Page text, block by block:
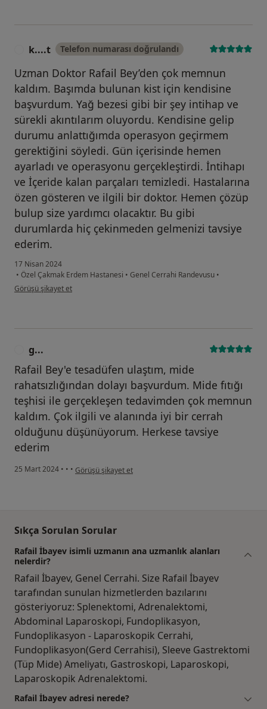
k....t Telefon numarası doğrulandı
Uzman Doktor Rafail Bey’den çok memnun
kaldım. Başımda bulunan kist için kendisine
başvurdum. Yağ bezesi gibi bir şey intihap ve
sürekli akıntılarım oluyordu. Kendisine gelip
durumu anlattığımda operasyon geçirmem
gerektiğini söyledi. Gün içerisinde hemen
ayarladı ve operasyonu gerçekleştirdi. İntihapı
ve İçeride kalan parçaları temizledi. Hastalarına
özen gösteren ve ilgili bir doktor. Hemen çözüp
bulup size yardımcı olacaktır. Bu gibi
durumlarda hiç çekinmeden gelmenizi tavsiye
ederim.
17 Nisan 2024
• Özel Çakmak Erdem Hastanesi • Genel Cerrahi Randevusu •
kullanıcının görüşüne göre k....t
Görüşü şikayet et
g...
Rafail Bey'e tesadüfen ulaştım, mide
rahatsızlığından dolayı başvurdum. Mide fıtığı
teşhisi ile gerçekleşen tedavimden çok memnun
kaldım. Çok ilgili ve alanında iyi bir cerrah
olduğunu düşünüyorum. Herkese tavsiye
ederim
25 Mart 2024 • • • kullanıcının görüşüne göre g...
Görüşü şikayet et
Sıkça Sorulan Sorular
Rafail İbayev isimli uzmanın ana uzmanlık alanları
nelerdir?
Rafail İbayev, Genel Cerrahi. Size Rafail İbayev
tarafından sunulan hizmetlerden bazılarını
gösteriyoruz: Splenektomi, Adrenalektomi,
Abdominal Laparoskopi, Fundoplikasyon,
Fundoplikasyon - Laparoskopik Cerrahi,
Fundoplikasyon(Gerd Cerrahisi), Sleeve Gastrektomi
(Tüp Mide) Ameliyatı, Gastroskopi, Laparoskopi,
Laparoskopik Adrenalektomi.
Rafail İbayev adresi nerede?